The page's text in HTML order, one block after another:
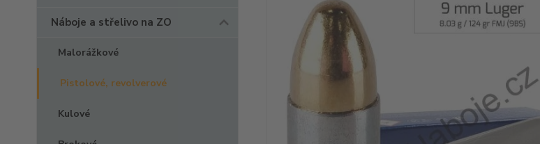
Náboje a střelivo na ZO
Malorážkové
Pistolové, revolverové
Kulové